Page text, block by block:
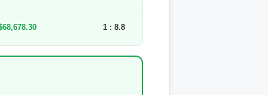
1 : 8.8